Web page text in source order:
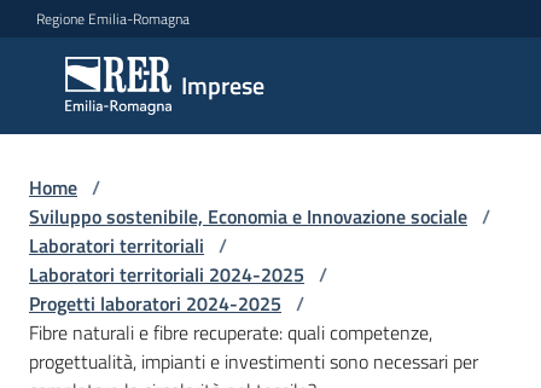
Vai al contenuto
Vai alla navigazione
Vai al footer
Regione Emilia-Romagna
Imprese
Imprese
Argomenti
Novità
Servizi
Home /
Sviluppo sostenibile, Economia e Innovazione sociale /
Laboratori territoriali /
Laboratori territoriali 2024-2025 /
Progetti laboratori 2024-2025 /
Fibre naturali e fibre recuperate: quali competenze,
progettualità, impianti e investimenti sono necessari per